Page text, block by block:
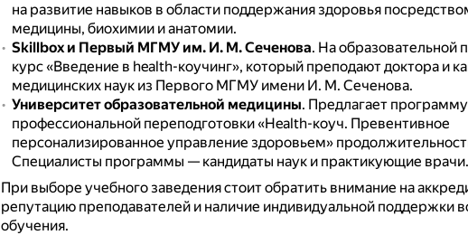
на развитие навыков в области поддержания здоровья
медицины, биохимии и анатомии.
Skillbox и Первый МГМУ им. И. М. Сеченова. На образовательной
курс «Введение в health-коучинг», который преподают доктора и
медицинских наук из Первого МГМУ имени И. М. Сеченова.
Университет образовательной медицины. Предлагает программу
профессиональной переподготовки «Health-коуч. Превентивное
персонализированное управление здоровьем»
Специалисты программы — кандидаты наук и практикующие врачи.
При выборе учебного заведения стоит обратить внимание на
репутацию преподавателей и наличие индивидуальной поддержки
обучения.